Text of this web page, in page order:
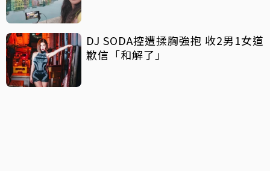
DJ SODA控遭揉胸強抱 收2男1女道
歉信「和解了」